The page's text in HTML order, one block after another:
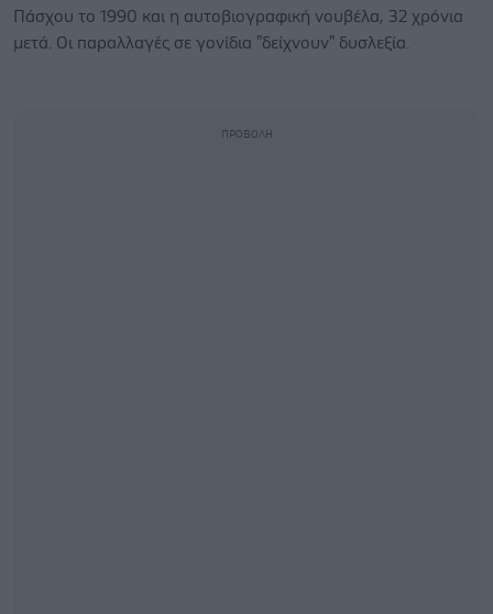
Πάσχου το 1990 και η αυτοβιογραφική νουβέλα, 32 χρόνια
μετά. Οι παραλλαγές σε γονίδια "δείχνουν" δυσλεξία.